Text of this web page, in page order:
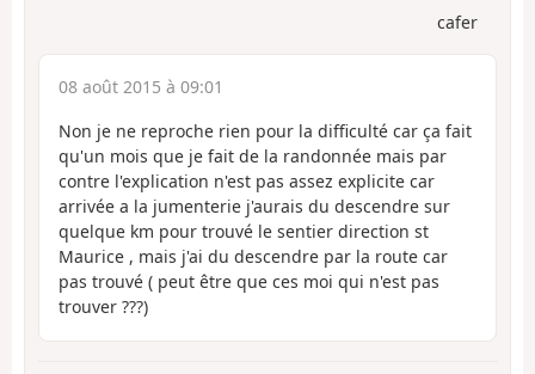
cafer
08 août 2015 à 09:01
Non je ne reproche rien pour la difficulté car ça fait
qu'un mois que je fait de la randonnée mais par
contre l'explication n'est pas assez explicite car
arrivée a la jumenterie j'aurais du descendre sur
quelque km pour trouvé le sentier direction st
Maurice , mais j'ai du descendre par la route car
pas trouvé ( peut être que ces moi qui n'est pas
trouver ???)